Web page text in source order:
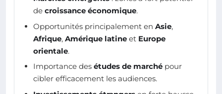
de croissance économique.
Opportunités principalement en Asie,
Afrique, Amérique latine et Europe
orientale.
Importance des études de marché pour
cibler efficacement les audiences.